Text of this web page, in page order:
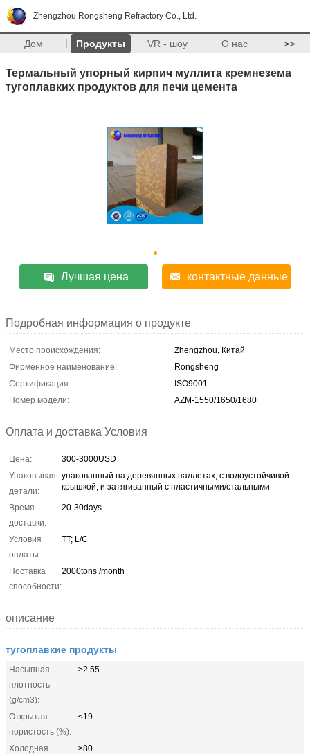
Zhengzhou Rongsheng Refractory Co., Ltd.
Дом Продукты VR - шоу О нас >>
Термальный упорный кирпич муллита кремнезема
тугоплавких продуктов для печи цемента
Лучшая цена контактные данные
Подробная информация о продукте
Место происхождения:
Zhengzhou, Китай
Фирменное наименование:
Rongsheng
Сертификация:
ISO9001
Номер модели:
AZM-1550/1650/1680
Оплата и доставка Условия
Цена:
300-3000USD
Упаковывая
детали:
упакованный на деревянных паллетах, с водоустойчивой
крышкой, и затягиванный с пластичными/стальными
Время
доставки:
20-30days
Условия
оплаты:
TT; L/C
Поставка
способности:
2000tons /month
описание
тугоплавкие продукты
Насыпная
плотность
(g/cm3):
≥2.55
Открытая
пористость (%):
≤19
Холодная
≥80